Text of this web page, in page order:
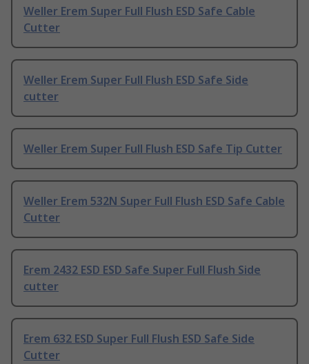
Weller Erem Super Full Flush ESD Safe Cable
Cutter
Weller Erem Super Full Flush ESD Safe Side
cutter
Weller Erem Super Full Flush ESD Safe Tip Cutter
Weller Erem 532N Super Full Flush ESD Safe Cable
Cutter
Erem 2432 ESD ESD Safe Super Full Flush Side
cutter
Erem 632 ESD Super Full Flush ESD Safe Side
Cutter